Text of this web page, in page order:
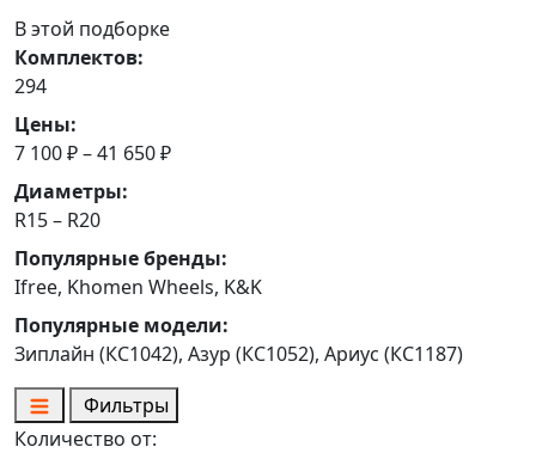
В этой подборке
Комплектов:
294
Цены:
7 100 ₽ – 41 650 ₽
Диаметры:
R15 – R20
Популярные бренды:
Ifree, Khomen Wheels, K&K
Популярные модели:
Зиплайн (КС1042), Азур (КС1052), Ариус (КС1187)
Фильтры
Количество от: